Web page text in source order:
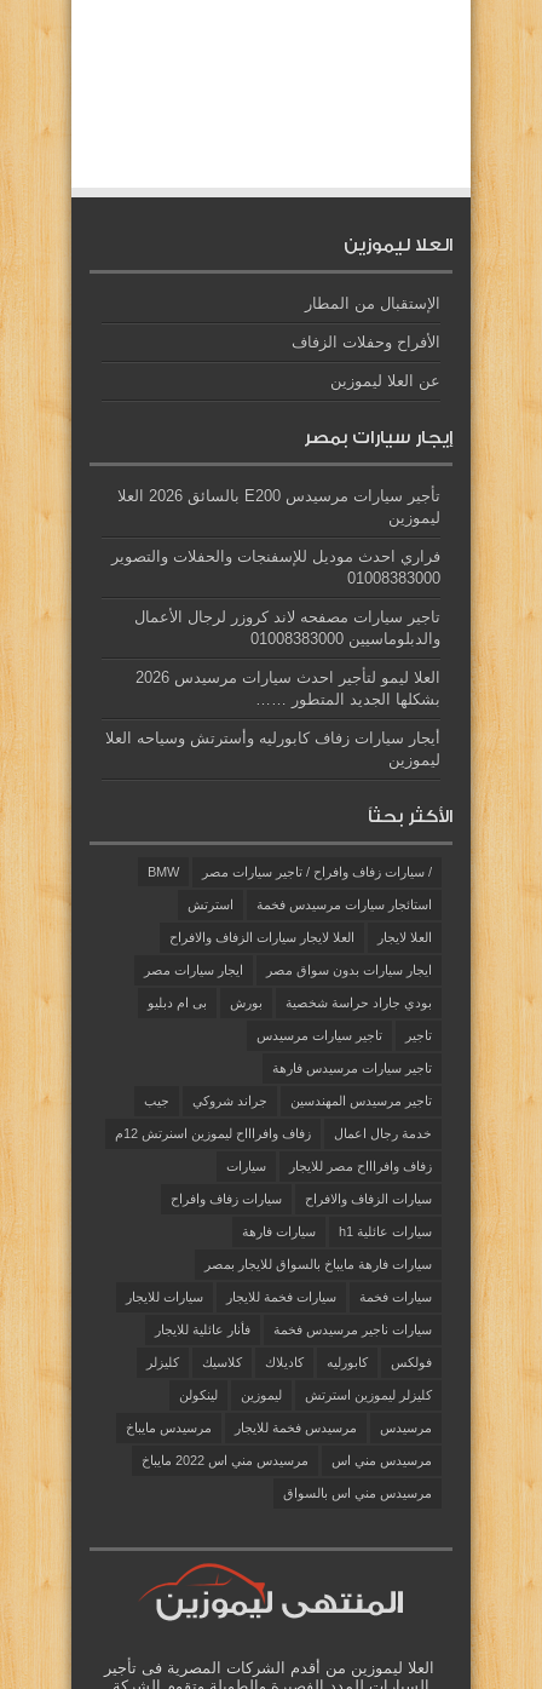
العلا ليموزين
الإستقبال من المطار
الأفراح وحفلات الزفاف
عن العلا ليموزين
إيجار سيارات بمصر
تأجير سيارات مرسيدس E200 بالسائق 2026 العلا
ليموزين
فراري احدث موديل للإسفنجات والحفلات والتصوير
01008383000
تاجير سيارات مصفحه لاند كروزر لرجال الأعمال
والدبلوماسيين 01008383000
العلا ليمو لتأجير احدث سيارات مرسيدس 2026
بشكلها الجديد المتطور ……
أيجار سيارات زفاف كابورليه وأسترتش وسياحه العلا
ليموزين
الأكثر بحثاً
/ سيارات زفاف وافراح / تاجير سيارات مصر BMW
استائجار سيارات مرسيدس فخمة استرتش
العلا لايجار العلا لايجار سيارات الزفاف والافراح
ايجار سيارات بدون سواق مصر ايجار سيارات مصر
بودي جاراد حراسة شخصية بورش بى ام دبليو
تاجير تاجير سيارات مرسيدس
تاجير سيارات مرسيدس فارهة
تاجير مرسيدس المهندسين جراند شروكي جيب
خدمة رجال اعمال زفاف وافراااح ليموزين اسنرتش 12م
زفاف وافراااح مصر للايجار سيارات
سيارات الزفاف والافراح سيارات زفاف وافراح
سيارات عائلية h1 سيارات فارهة
سيارات فارهة مايباخ بالسواق للايجار بمصر
سيارات فخمة سيارات فخمة للايجار سيارات للايجار
سيارات ناجير مرسيدس فخمة فأنار عائلية للايجار
فولكس كابورليه كاديلاك كلاسيك كليزلر
كليزلر ليموزين استرتش ليموزين لينكولن
مرسيدس مرسيدس فخمة للايجار مرسيدس مايباخ
مرسيدس مني اس مرسيدس مني اس 2022 مايباخ
مرسيدس مني اس بالسواق
العلا ليموزين من أقدم الشركات المصرية فى تأجير